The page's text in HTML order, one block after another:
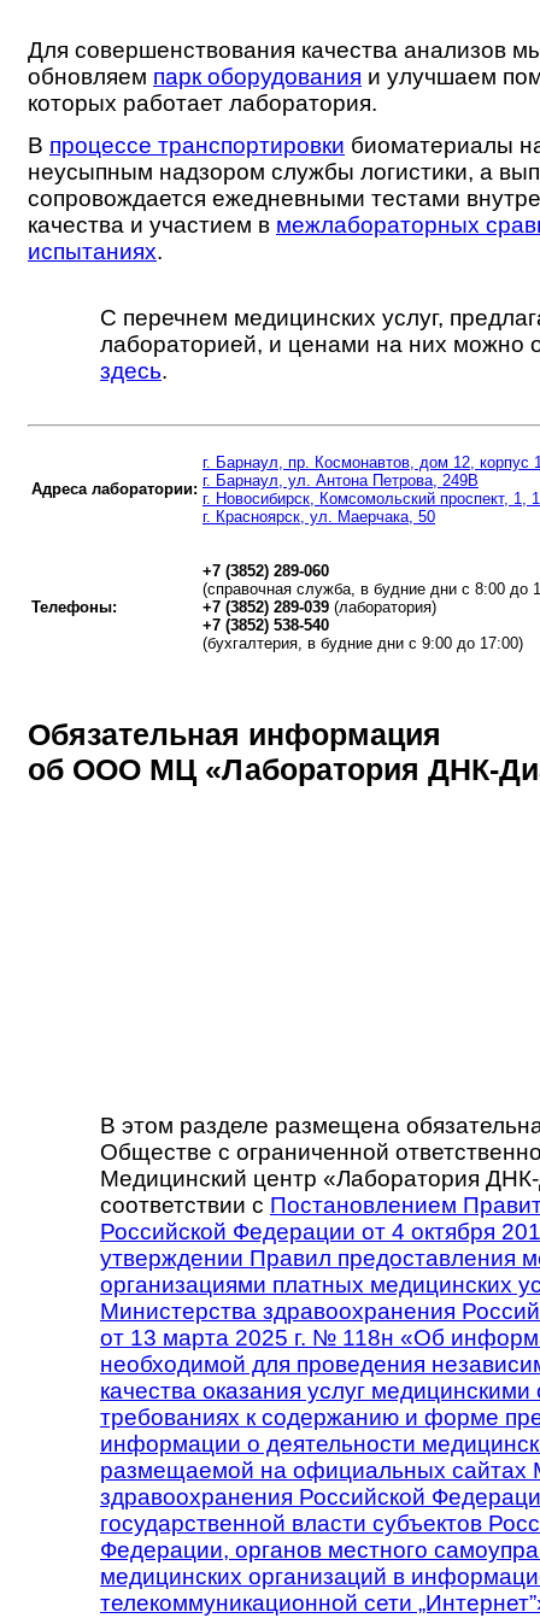
Для совершенствования качества анализов
обновляем парк оборудования и улучшаем
которых работает лаборатория.
В процессе транспортировки биоматериалы
неусыпным надзором службы логистики, а
сопровождается ежедневными тестами
качества и участием в межлабораторных
испытаниях.
С перечнем медицинских услуг,
лабораторией, и ценами на них можно
здесь.
Адреса лаборатории:
г. Барнаул, пр. Космонавтов, дом 12, корпус
г. Барнаул, ул. Антона Петрова, 249В
г. Новосибирск, Комсомольский проспект, 1,
г. Красноярск, ул. Маерчака, 50
Телефоны:
+7 (3852) 289-060
(справочная служба, в будние дни с 8:00 до
+7 (3852) 289-039 (лаборатория)
+7 (3852) 538-540
(бухгалтерия, в будние дни с 9:00 до 17:00)
Обязательная информация
об ООО МЦ «Лаборатория ДНК-
В этом разделе размещена
Обществе с ограниченной
Медицинский центр «Лаборатория ДНК-
соответствии с Постановлением
Российской Федерации от 4 октября
утверждении Правил предоставления
организациями платных медицинских
Министерства здравоохранения
от 13 марта 2025 г. № 118н «Об
необходимой для проведения
качества оказания услуг
требованиях к содержанию и форме
информации о деятельности
размещаемой на официальных сайтах
здравоохранения Российской
государственной власти субъектов
Федерации, органов местного
медицинских организаций в
телекоммуникационной сети